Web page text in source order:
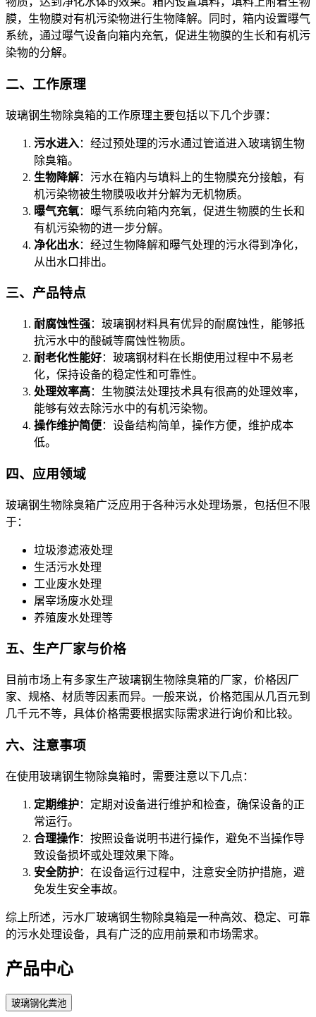
膜，生物膜对有机污染物进行生物降解。同时，箱内设置曝气
系统，通过曝气设备向箱内充氧，促进生物膜的生长和有机污
染物的分解。
二、工作原理
玻璃钢生物除臭箱的工作原理主要包括以下几个步骤：
污水进入：经过预处理的污水通过管道进入玻璃钢生物
除臭箱。
生物降解：污水在箱内与填料上的生物膜充分接触，有
机污染物被生物膜吸收并分解为无机物质。
曝气充氧：曝气系统向箱内充氧，促进生物膜的生长和
有机污染物的进一步分解。
净化出水：经过生物降解和曝气处理的污水得到净化，
从出水口排出。
三、产品特点
耐腐蚀性强：玻璃钢材料具有优异的耐腐蚀性，能够抵
抗污水中的酸碱等腐蚀性物质。
耐老化性能好：玻璃钢材料在长期使用过程中不易老
化，保持设备的稳定性和可靠性。
处理效率高：生物膜法处理技术具有很高的处理效率，
能够有效去除污水中的有机污染物。
操作维护简便：设备结构简单，操作方便，维护成本
低。
四、应用领域
玻璃钢生物除臭箱广泛应用于各种污水处理场景，包括但不限
于：
垃圾渗滤液处理
生活污水处理
工业废水处理
屠宰场废水处理
养殖废水处理等
五、生产厂家与价格
目前市场上有多家生产玻璃钢生物除臭箱的厂家，价格因厂
家、规格、材质等因素而异。一般来说，价格范围从几百元到
几千元不等，具体价格需要根据实际需求进行询价和比较。
六、注意事项
在使用玻璃钢生物除臭箱时，需要注意以下几点：
定期维护：定期对设备进行维护和检查，确保设备的正
常运行。
合理操作：按照设备说明书进行操作，避免不当操作导
致设备损坏或处理效果下降。
安全防护：在设备运行过程中，注意安全防护措施，避
免发生安全事故。
综上所述，污水厂玻璃钢生物除臭箱是一种高效、稳定、可靠
的污水处理设备，具有广泛的应用前景和市场需求。
产品中心
玻璃钢化粪池